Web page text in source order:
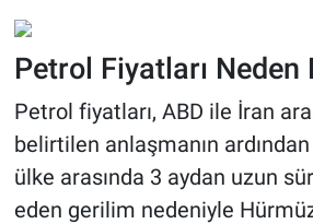
Petrol Fiyatları Neden
Petrol fiyatları, ABD ile İran
belirtilen anlaşmanın
ülke arasında 3 aydan uzun
eden gerilim nedeniyle Hürmüz